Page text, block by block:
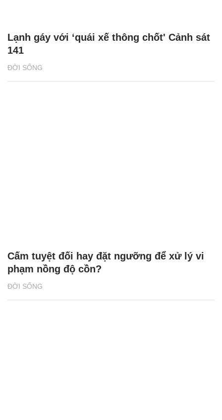
ĐỜI SỐNG
Lạnh gáy với ‘quái xế thông chốt' Cảnh sát
141
ĐỜI SỐNG
Cấm tuyệt đối hay đặt ngưỡng để xử lý vi
phạm nồng độ cồn?